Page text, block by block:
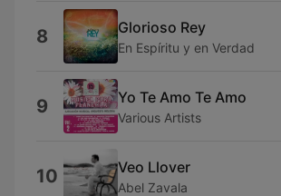
8 Glorioso Rey
En Espíritu y en Verdad
9 Yo Te Amo Te Amo
Various Artists
10 Veo Llover
Abel Zavala